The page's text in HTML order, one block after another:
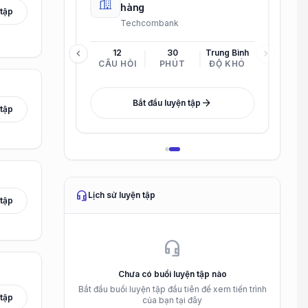
hàng
Techcombank
12
CÂU HỎI
30
PHÚT
Trung Bình
ĐỘ KHÓ
Bắt đầu luyện tập arrow_forward
chevron_left chevron_right
headset_mic Lịch sử luyện tập
headset_mic
Chưa có buổi luyện tập nào
Bắt đầu buổi luyện tập đầu tiên để xem tiến trình
của bạn tại đây